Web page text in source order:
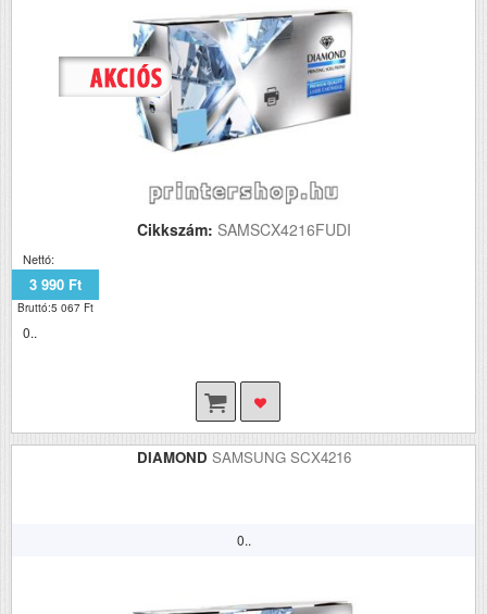
Cikkszám: SAMSCX4216FUDI
Nettó:
3 990 Ft
Bruttó:5 067 Ft
0..
DIAMOND SAMSUNG SCX4216
0..